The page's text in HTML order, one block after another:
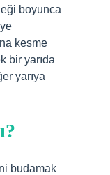
boyunca
kesme
bir yarıda
yarıya
budamak